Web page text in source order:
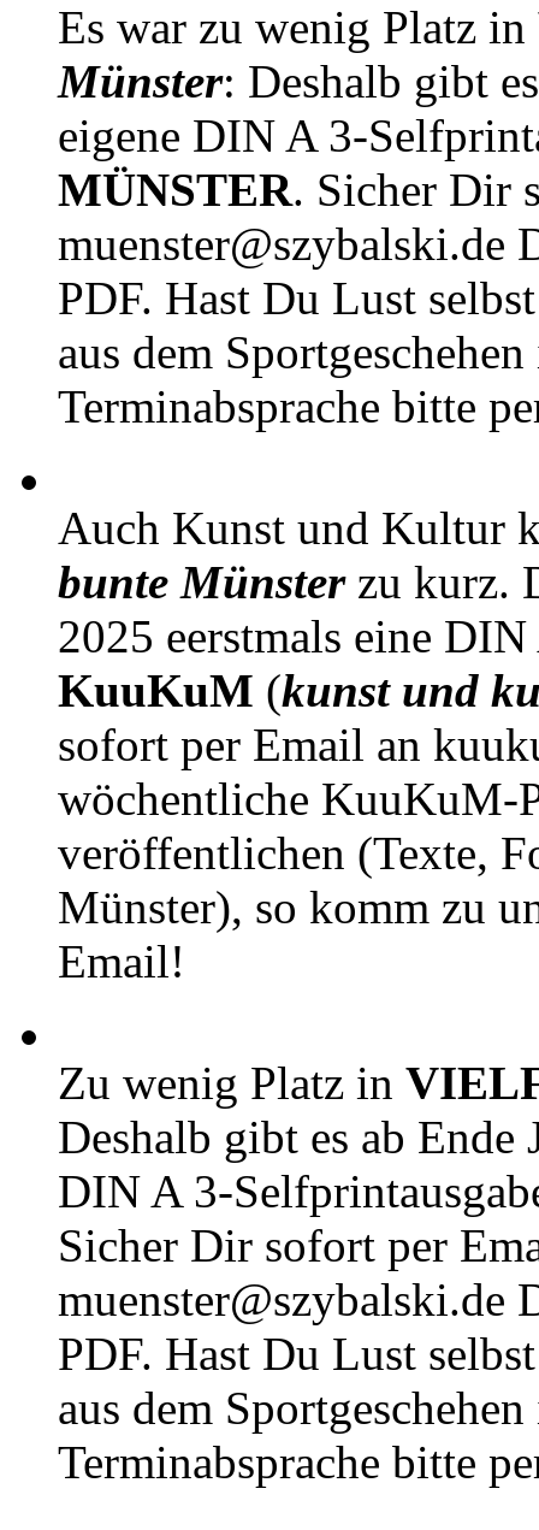
Es war zu wenig Platz in
Münster: Deshalb gibt
eigene DIN A 3-
MÜNSTER. Sicher Dir
muenster@szybalski.de
PDF. Hast Du Lust
aus dem
Terminabsprache bitte
Auch Kunst und Kultur
bunte Münsterzu kurz.
2025 eerstmals eine
KuuKuM (kunst und
sofort per Email an
wöchentliche KuuKuM-
veröffentlichen (Texte,
Münster), so komm zu
Email!
Zu wenig Platz in
Deshalb gibt es ab Ende
DIN A 3-
Sicher Dir sofort per
muenster@szybalski.de
PDF. Hast Du Lust
aus dem
Terminabsprache bitte